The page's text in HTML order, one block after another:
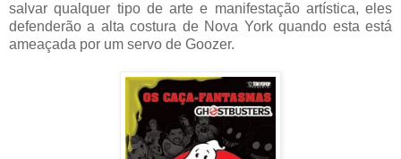
salvar qualquer tipo de arte e manifestação artística, eles
defenderão a alta costura de Nova York quando esta está
ameaçada por um servo de Goozer.